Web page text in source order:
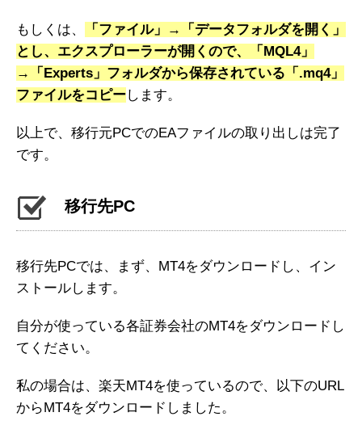
もしくは、
「ファイル」→「データフォルダを開く」
とし、エクスプローラーが開くので、「MQL4」
→「Experts」フォルダから保存されている「.mq4」
ファイルをコピーします。
以上で、移行元PCでのEAファイルの取り出しは完了
です。
移行先PC
移行先PCでは、まず、MT4をダウンロードし、イン
ストールします。
自分が使っている各証券会社のMT4をダウンロードし
てください。
私の場合は、楽天MT4を使っているので、以下のURL
からMT4をダウンロードしました。